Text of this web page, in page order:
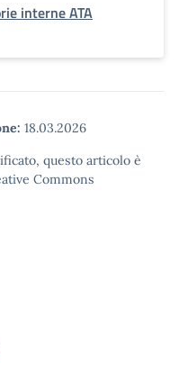
interne ATA
18.03.2026
questo articolo è
Commons